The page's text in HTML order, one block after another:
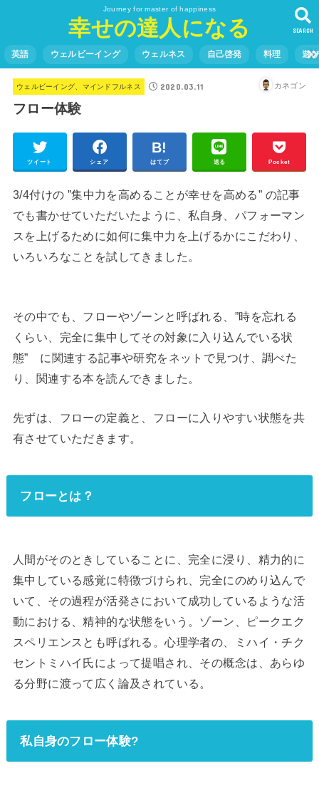
Journey for master of happiness
幸せの達人になる SEARCH
英語 ウェルビーイング ウェルネス 自己啓発 料理 遊
ウェルビーイング、マインドフルネス 2020.03.11 カネゴン
フロー体験
ツイート シェア はてブ 送る Pocket
3/4付けの ”集中力を高めることが幸せを高める” の記事
でも書かせていただいたように、私自身、パフォーマン
スを上げるために如何に集中力を上げるかにこだわり、
いろいろなことを試してきました。
その中でも、フローやゾーンと呼ばれる、”時を忘れる
くらい、完全に集中してその対象に入り込んでいる状
態” に関連する記事や研究をネットで見つけ、調べた
り、関連する本を読んできました。
先ずは、フローの定義と、フローに入りやすい状態を共
有させていただきます。
フローとは？
人間がそのときしていることに、完全に浸り、精力的に
集中している感覚に特徴づけられ、完全にのめり込んで
いて、その過程が活発さにおいて成功しているような活
動における、精神的な状態をいう。ゾーン、ピークエク
スペリエンスとも呼ばれる。心理学者の、ミハイ・チク
セントミハイ氏によって提唱され、その概念は、あらゆ
る分野に渡って広く論及されている。
私自身のフロー体験?